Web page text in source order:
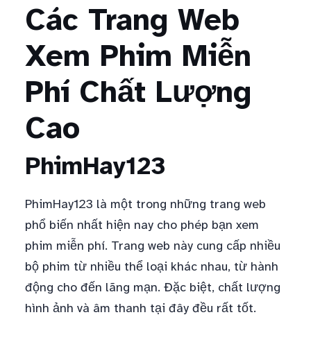
Các Trang Web
Xem Phim Miễn
Phí Chất Lượng
Cao
PhimHay123
PhimHay123 là một trong những trang web
phổ biến nhất hiện nay cho phép bạn xem
phim miễn phí. Trang web này cung cấp nhiều
bộ phim từ nhiều thể loại khác nhau, từ hành
động cho đến lãng mạn. Đặc biệt, chất lượng
hình ảnh và âm thanh tại đây đều rất tốt.